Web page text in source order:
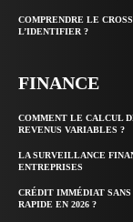
COMPRENDRE LE
L’IDENTIFIER ?
FINANCE
COMMENT LE CALCUL
REVENUS VARIABLES ?
LA SURVEILLANCE
ENTREPRISES
CRÉDIT IMMÉDIAT
RAPIDE EN 2026 ?